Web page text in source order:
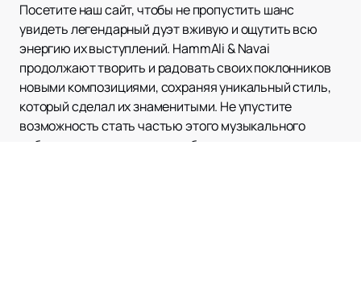
Посетите наш сайт, чтобы не пропустить шанс
увидеть легендарный дуэт вживую и ощутить всю
энергию их выступлений. HammAli & Navai
продолжают творить и радовать своих поклонников
новыми композициями, сохраняя уникальный стиль,
который сделал их знаменитыми. Не упустите
возможность стать частью этого музыкального
события и насладиться незабываемым концертом.